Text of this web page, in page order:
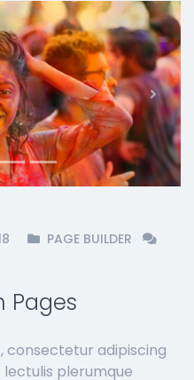
Next
PAGE BUILDER
Pages
consectetur adipiscing
lectulis plerumque